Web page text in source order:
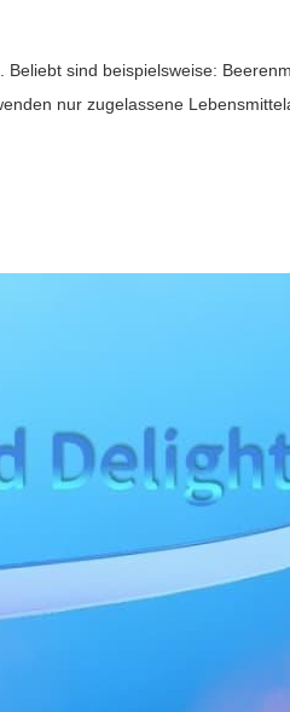
sind beispielsweise:
nur zugelassene